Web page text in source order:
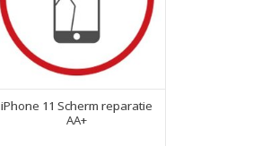
iPhone 11 Scherm reparatie
AA+